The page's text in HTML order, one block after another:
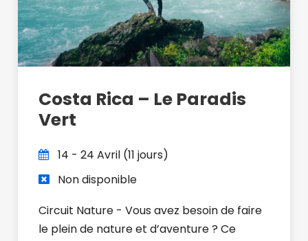
Costa Rica – Le Paradis
Vert
14 - 24 Avril (11 jours)
Non disponible
Circuit Nature - Vous avez besoin de faire
le plein de nature et d’aventure ? Ce